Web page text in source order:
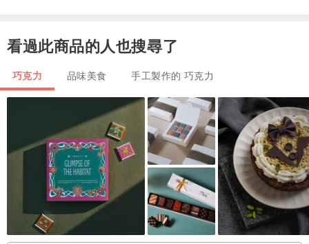
格。
🍫巧克力保存方式🍫
🔸 置於16～22度的陰涼乾燥處。
（酒櫃、冷氣房為最佳）
🔸 避免陽光直射
（若不小心讓巧克力曬到太陽一陣子，也無需過於擔心，盡快降溫，
再妥善保存。回復正常溫度之後巧克力會有變色
🔸若要冷藏保存，建議把巧克力裝進密封容器，避免讓巧克力吸收到
異味。
看過此商品的人也搜尋了
巧克力 品味美食 手工製作的 巧克力